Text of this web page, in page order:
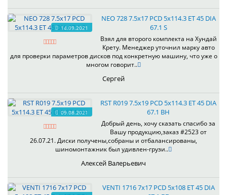
14.09.2021
NEO 728 7.5x17 PCD 5x114.3 ET 45 DIA
67.1 S
Взял для второго комплекта на Хундай
Крету. Менеджер уточнил марку авто
для проверки параметров дисков под конкретную машину, что уже о
многом говорит..
Сергей
09.08.2021
RST R019 7.5x19 PCD 5x114.3 ET 45 DIA
67.1 BH
Добрый день, хочу сказать спасибо за
Вашу продукцию,заказ #2523 от
26.07.21. Диски получены,собраны и отбалансированы,
шиномонтажник был удивлен-грузи..
Алексей Валерьевич
VENTI 1716 7x17 PCD 5x108 ET 45 DIA